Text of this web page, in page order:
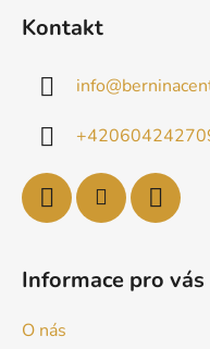
Kontakt
info@
Informace pro vás
O nás